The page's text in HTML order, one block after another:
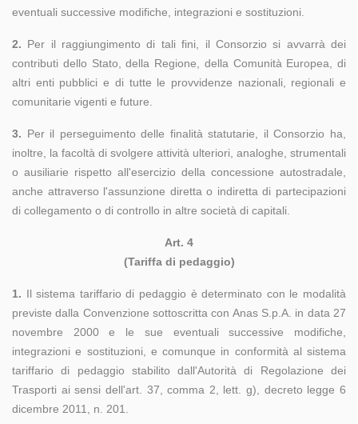
eventuali successive modifiche, integrazioni e sostituzioni.
2. Per il raggiungimento di tali fini, il Consorzio si avvarrà dei
contributi dello Stato, della Regione, della Comunità Europea, di
altri enti pubblici e di tutte le provvidenze nazionali, regionali e
comunitarie vigenti e future.
3. Per il perseguimento delle finalità statutarie, il Consorzio ha,
inoltre, la facoltà di svolgere attività ulteriori, analoghe, strumentali
o ausiliarie rispetto all'esercizio della concessione autostradale,
anche attraverso l'assunzione diretta o indiretta di partecipazioni
di collegamento o di controllo in altre società di capitali.
Art. 4
(Tariffa di pedaggio)
1. Il sistema tariffario di pedaggio è determinato con le modalità
previste dalla Convenzione sottoscritta con Anas S.p.A. in data 27
novembre 2000 e le sue eventuali successive modifiche,
integrazioni e sostituzioni, e comunque in conformità al sistema
tariffario di pedaggio stabilito dall'Autorità di Regolazione dei
Trasporti ai sensi dell'art. 37, comma 2, lett. g), decreto legge 6
dicembre 2011, n. 201.